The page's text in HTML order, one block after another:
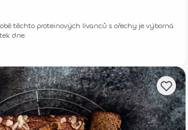
těchto proteinových lívanců s ořechy je výborná
dne.